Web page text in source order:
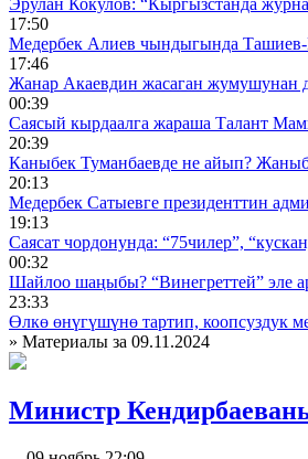
Эрулан Кокулов: “Кыргызстанда
17:50
Медербек Алиев чындыгында
17:46
Жанар Акаевдин жасаган жумушунан
00:39
Саясый кырдаалга жараша Талант
20:39
Каныбек Туманбаевде не айып?
20:13
Медербек Сатыевге президенттин
19:13
Саясат чордонунда: “75чилер”,
00:32
Шайлоо шаңыбы? “Винегреттей” эле
23:33
Өлкө өнүгүшүнө тартип, коопсуздук
» Материалы за 09.11.2024
Министр